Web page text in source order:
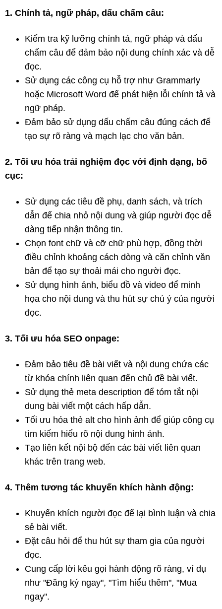
1. Chính tả, ngữ pháp, dấu chấm câu:
Kiểm tra kỹ lưỡng chính tả, ngữ pháp và dấu
chấm câu để đảm bảo nội dung chính xác và dễ
đọc.
Sử dụng các công cụ hỗ trợ như Grammarly
hoặc Microsoft Word để phát hiện lỗi chính tả và
ngữ pháp.
Đảm bảo sử dụng dấu chấm câu đúng cách để
tạo sự rõ ràng và mạch lạc cho văn bản.
2. Tối ưu hóa trải nghiệm đọc với định dạng, bố
cục:
Sử dụng các tiêu đề phụ, danh sách, và trích
dẫn để chia nhỏ nội dung và giúp người đọc dễ
dàng tiếp nhận thông tin.
Chọn font chữ và cỡ chữ phù hợp, đồng thời
điều chỉnh khoảng cách dòng và căn chỉnh văn
bản để tạo sự thoải mái cho người đọc.
Sử dụng hình ảnh, biểu đồ và video để minh
họa cho nội dung và thu hút sự chú ý của người
đọc.
3. Tối ưu hóa SEO onpage:
Đảm bảo tiêu đề bài viết và nội dung chứa các
từ khóa chính liên quan đến chủ đề bài viết.
Sử dụng thẻ meta description để tóm tắt nội
dung bài viết một cách hấp dẫn.
Tối ưu hóa thẻ alt cho hình ảnh để giúp công cụ
tìm kiếm hiểu rõ nội dung hình ảnh.
Tạo liên kết nội bộ đến các bài viết liên quan
khác trên trang web.
4. Thêm tương tác khuyến khích hành động:
Khuyến khích người đọc để lại bình luận và chia
sẻ bài viết.
Đặt câu hỏi để thu hút sự tham gia của người
đọc.
Cung cấp lời kêu gọi hành động rõ ràng, ví dụ
như "Đăng ký ngay", "Tìm hiểu thêm", "Mua
ngay".